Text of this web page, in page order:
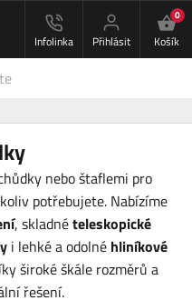
Infolinka Přihlásit
0
Košík
nebo štaflemi pro
potřebujete. Nabízíme
, skladnételeskopické
i lehké a odolné hliníkové
široké škále rozměrů a
řešení.